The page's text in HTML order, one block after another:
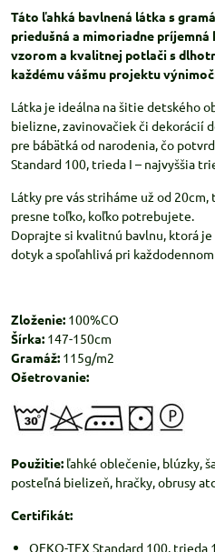
Táto ľahká bavlnená látka s
priedušná a mimoriadne
vzorom a kvalitnej potlači s
každému vášmu projektu
Látka je ideálna na šitie detského
bielizne, zavinovačiek či dekorácií
pre bábätká od narodenia, čo
Standard 100, trieda I – najvyššia
Látky pre vás striháme už od
presne toľko, koľko potrebujete.
Doprajte si kvalitnú bavlnu, ktorá je
dotyk a spoľahlivá pri
Zloženie: 100%CO
Šírka: 147-150cm
Gramáž: 115g/m2
Ošetrovanie:
Použitie: ľahké oblečenie, blúzky,
posteľná bielizeň, hračky,
Certifikát:
OEKO-TEX Standard 100, trieda 1